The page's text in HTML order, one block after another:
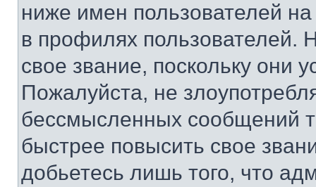
ниже имен пользователей
в профилях
свое звание, поскольку они
Пожалуйста, не
бессмысленных сообщений
быстрее повысить свое
добьетесь лишь того, что